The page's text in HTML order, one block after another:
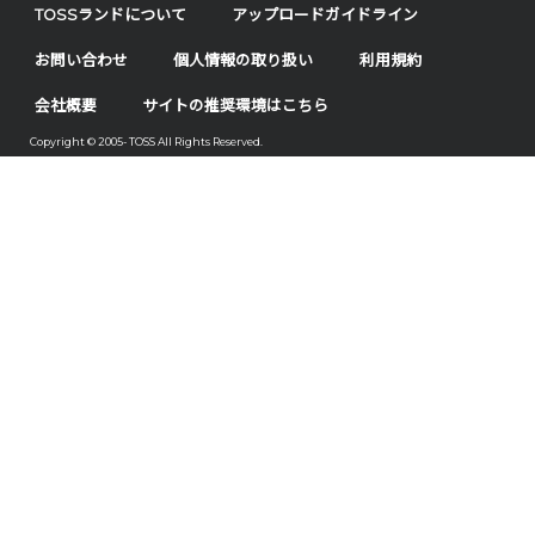
TOSSランドについて アップロードガイドライン
お問い合わせ 個人情報の取り扱い 利用規約
会社概要 サイトの推奨環境はこちら
Copyright © 2005- TOSS All Rights Reserved.